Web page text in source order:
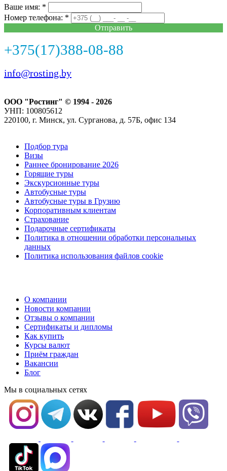
Ваше имя: *
Номер телефона: *
Отправить
+375(17)388-08-88
info@rosting.by
ООО "Ростинг" © 1994 - 2026
УНП: 100805612
220100, г. Минск, ул. Сурганова, д. 57Б, офис 134
Подбор тура
Визы
Раннее бронирование 2026
Горящие туры
Экскурсионные туры
Автобусные туры
Автобусные туры в Грузию
Корпоративным клиентам
Страхование
Подарочные сертификаты
Политика в отношении обработки персональных
данных
Политика использования файлов cookie
О компании
Новости компании
Отзывы о компании
Сертификаты и дипломы
Как купить
Курсы валют
Приём граждан
Вакансии
Блог
Мы в социальных сетях